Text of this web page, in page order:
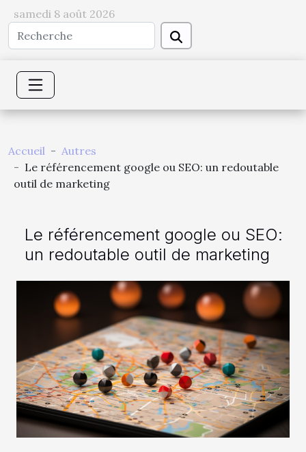
samedi 8 août 2026
Accueil
Autres
Le référencement google ou SEO: un redoutable
outil de marketing
Le référencement google ou SEO:
un redoutable outil de marketing